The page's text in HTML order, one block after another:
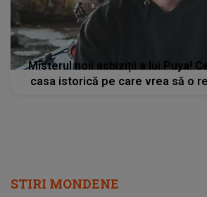
Misterul noii achiziții a lui Puya!
casa istorică pe care vrea să o
STIRI MONDENE